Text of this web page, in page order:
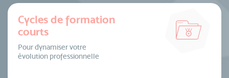
Cycles de formation
courts
Pour dynamiser votre
évolution professionnelle